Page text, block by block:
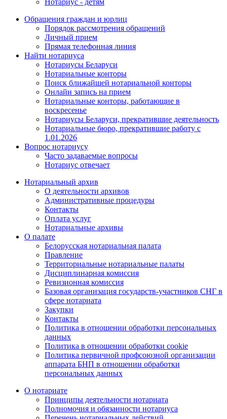
Обращения граждан и юрлиц
Порядок рассмотрения обращений
Личный прием
Прямая телефонная линия
Найти нотариуса
Нотариусы Беларуси
Нотариальные конторы
Поиск ближайшей нотариальной конторы
Онлайн запись на прием
Нотариальные конторы, работающие в
воскресенье
Нотариусы Беларуси, прекратившие деятельность
Нотариальные бюро, прекратившие работу с
1.01.2026
Вопрос нотариусу
Часто задаваемые вопросы
Нотариус отвечает
Нотариальный архив
О деятельности архивов
Административные процедуры
Контакты
Оплата услуг
Нотариальные архивы
О палате
Белорусская нотариальная палата
Правление
Территориальные нотариальные палаты
Дисциплинарная комиссия
Ревизионная комиссия
Базовая организация государств-участников СНГ в
сфере нотариата
Закупки
Контакты
Политика в отношении обработки персональных
данных
Политика в отношении обработки cookie
Политика первичной профсоюзной организации
аппарата БНП в отношении обработки
персональных данных
О нотариате
Принципы деятельности нотариата
Полномочия и обязанности нотариуса